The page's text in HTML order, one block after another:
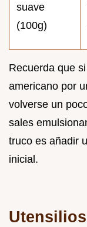
suave
(100g)
Recuerda que
americano por
volverse un
sales
truco es añadir
inicial.